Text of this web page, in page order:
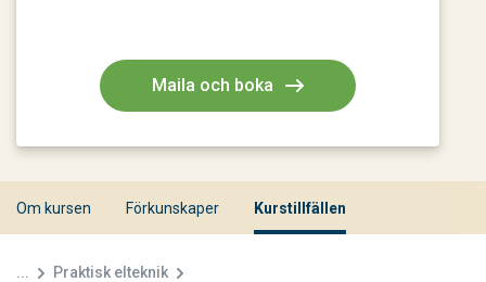
Maila och boka
Om kursen Förkunskaper Kurstillfällen
...
Praktisk elteknik